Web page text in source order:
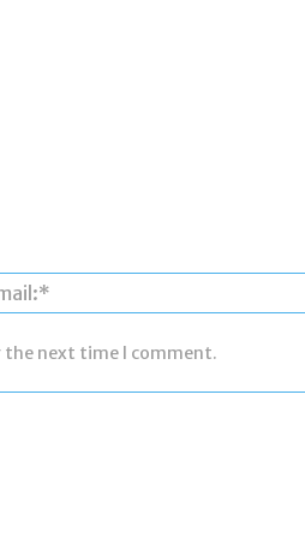
the next time I comment.